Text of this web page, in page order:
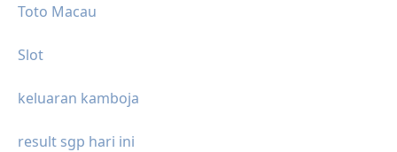
Toto Macau
Slot
keluaran kamboja
result sgp hari ini